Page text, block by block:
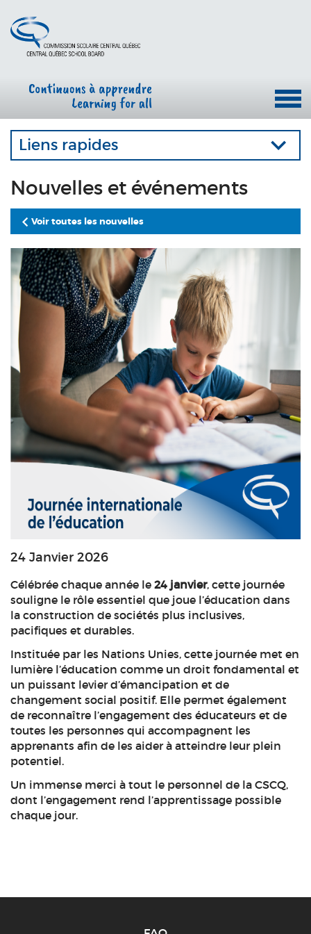
Liens rapides
Nouvelles et événements
Voir toutes les nouvelles
24 Janvier 2026
Célébrée chaque année le 24 janvier, cette journée
souligne le rôle essentiel que joue l’éducation dans
la construction de sociétés plus inclusives,
pacifiques et durables.
Instituée par les Nations Unies, cette journée met en
lumière l’éducation comme un droit fondamental et
un puissant levier d’émancipation et de
changement social positif. Elle permet également
de reconnaître l’engagement des éducateurs et de
toutes les personnes qui accompagnent les
apprenants afin de les aider à atteindre leur plein
potentiel.
Un immense merci à tout le personnel de la CSCQ,
dont l’engagement rend l’apprentissage possible
chaque jour.